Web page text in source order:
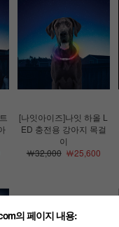
[나잇아이즈]나잇 하올 L
ED 충전용 강아지 목걸
이
￦32,000￦25,600
의 페이지 내용: